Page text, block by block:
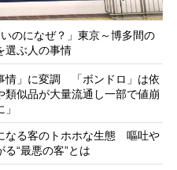
のになぜ？」東京～博多間の
選ぶ人の事情
情」に変調 「ボンドロ」は依
似品が大量流通し一部で値崩
なる客のトホホな生態 嘔吐や
“最悪の客”とは